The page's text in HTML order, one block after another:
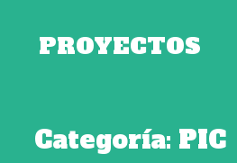
PROYECTOS
Categoría: PIC